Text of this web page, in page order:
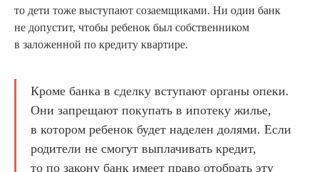
то дети тоже выступают созаемщиками. Ни один банк
не допустит, чтобы ребенок был собственником
в заложенной по кредиту квартире.
Кроме банка в сделку вступают органы опеки.
Они запрещают покупать в ипотеку жилье,
в котором ребенок будет наделен долями. Если
родители не смогут выплачивать кредит,
то по закону банк имеет право отобрать эту